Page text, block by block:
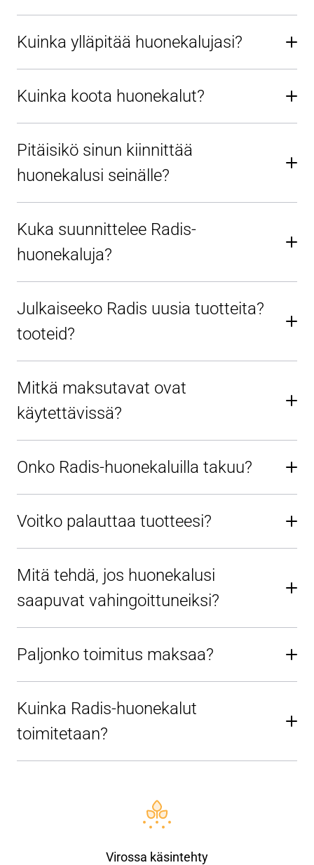
Kuinka ylläpitää huonekalujasi?
Kuinka koota huonekalut?
Pitäisikö sinun kiinnittää
huonekalusi seinälle?
Kuka suunnittelee Radis-
huonekaluja?
Julkaiseeko Radis uusia tuotteita?
tooteid?
Mitkä maksutavat ovat
käytettävissä?
Onko Radis-huonekaluilla takuu?
Voitko palauttaa tuotteesi?
Mitä tehdä, jos huonekalusi
saapuvat vahingoittuneiksi?
Paljonko toimitus maksaa?
Kuinka Radis-huonekalut
toimitetaan?
Virossa käsintehty